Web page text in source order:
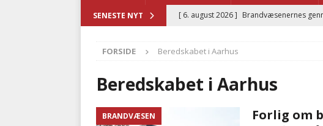
SENESTE NYT [ 6. august 2026 ] Brandvæsenernes
[ 5. august 2026 ]
i det offentlige
PRÆHOSPITAL
Brandvæsenerne
FORSIDE Beredskabet i Aarhus
Beredskabet i Aarhus
BRANDVÆSEN
Forlig om